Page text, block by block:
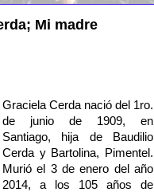
Mi madre
Graciela Cerda nació del 1ro.
de junio de 1909, en
Santiago, hija de Baudilio
Cerda y Bartolina, Pimentel.
Murió el 3 de enero del año
2014, a los 105 años de